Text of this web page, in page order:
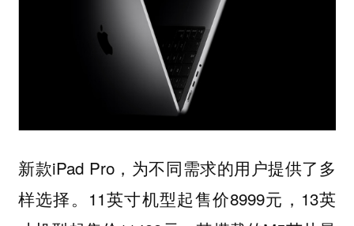
新款iPad Pro，为不同需求的用户提供了多
样选择。11英寸机型起售价8999元，13英